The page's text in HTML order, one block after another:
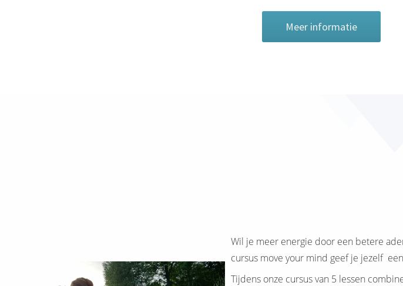
Meer informatie
Wil je meer energie door een betere
cursus move your mind geef je jezelf
Tijdens onze cursus van 5 lessen